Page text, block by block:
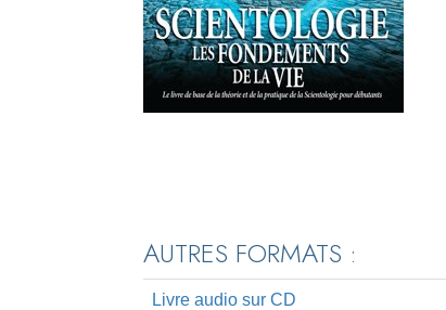
AUTRES FORMATS :
Livre audio sur CD